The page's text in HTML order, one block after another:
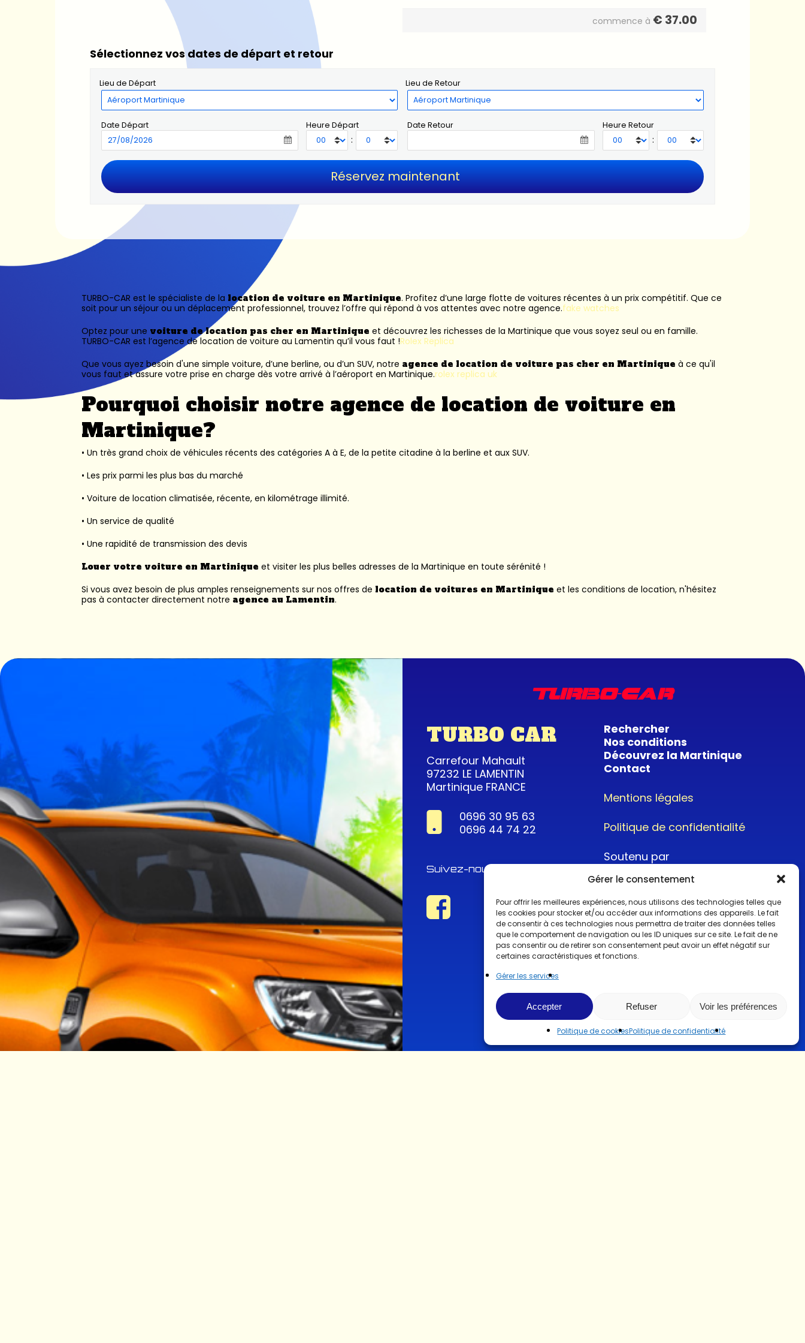
Gérer le consentement
Pour offrir les meilleures expériences, nous utilisons des technologies telles que
les cookies pour stocker et/ou accéder aux informations des appareils. Le fait
de consentir à ces technologies nous permettra de traiter des données telles
que le comportement de navigation ou les ID uniques sur ce site. Le fait de ne
pas consentir ou de retirer son consentement peut avoir un effet négatif sur
certaines caractéristiques et fonctions.
Gérer les services
Accepter Refuser Voir les préférences
Politique de cookiesPolitique de confidentialité
commence à € 37.00
Sélectionnez vos dates de départ et retour
Lieu de Départ Lieu de Retour
Date Départ Heure Départ
:
Date Retour Heure Retour
:
TURBO-CAR est le spécialiste de la location de voiture en Martinique. Profitez d’une large flotte de voitures récentes à un prix compétitif. Que ce
soit pour un séjour ou un déplacement professionnel, trouvez l’offre qui répond à vos attentes avec notre agence.fake watches
Optez pour une voiture de location pas cher en Martinique et découvrez les richesses de la Martinique que vous soyez seul ou en famille.
TURBO-CAR est l’agence de location de voiture au Lamentin qu’il vous faut !Rolex Replica
Que vous ayez besoin d'une simple voiture, d’une berline, ou d’un SUV, notre agence de location de voiture pas cher en Martinique à ce qu'il
vous faut et assure votre prise en charge dès votre arrivé à l’aéroport en Martinique.rolex replica uk
Pourquoi choisir notre agence de location de voiture en
Martinique?
• Un très grand choix de véhicules récents des catégories A à E, de la petite citadine à la berline et aux SUV.
• Les prix parmi les plus bas du marché
• Voiture de location climatisée, récente, en kilométrage illimité.
• Un service de qualité
• Une rapidité de transmission des devis
Louer votre voiture en Martinique et visiter les plus belles adresses de la Martinique en toute sérénité !
Si vous avez besoin de plus amples renseignements sur nos offres de location de voitures en Martinique et les conditions de location, n'hésitez
pas à contacter directement notre agence au Lamentin.
TURBO CAR
Carrefour Mahault
97232 LE LAMENTIN
Martinique FRANCE
0696 30 95 63
0696 44 74 22
Suivez-nous !
Rechercher
Nos conditions
Découvrez la Martinique
Contact
Mentions légales
Politique de confidentialité
Soutenu par
@2022CopyrightTurboCar